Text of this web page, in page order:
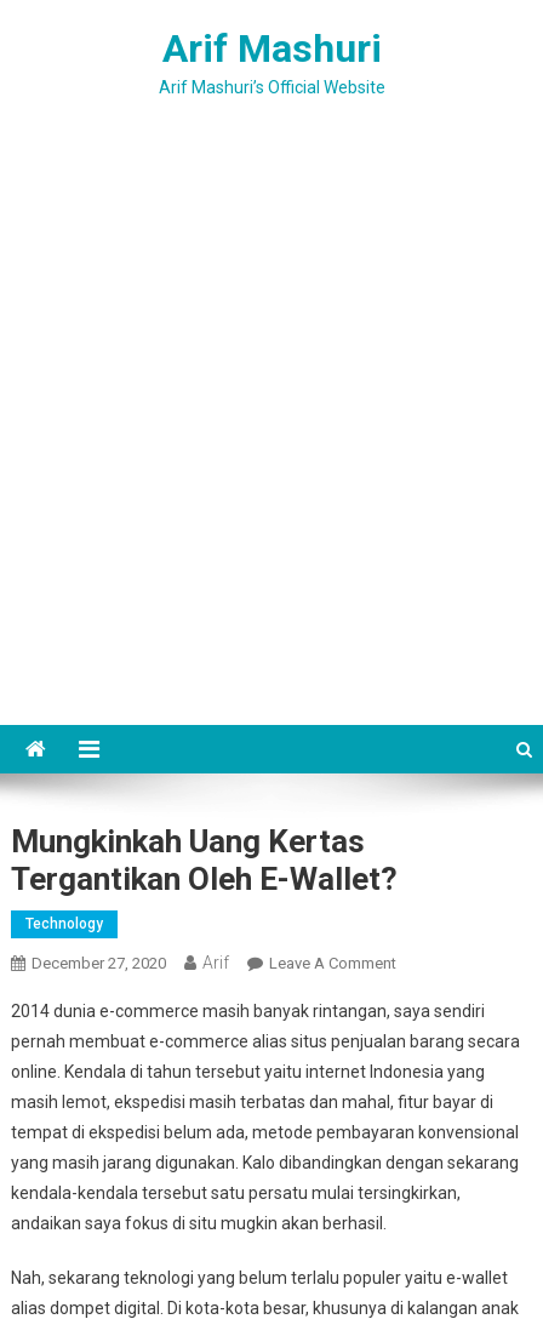
Arif Mashuri
Arif Mashuri’s Official Website
Mungkinkah Uang Kertas
Tergantikan Oleh E-Wallet?
Technology
December 27, 2020 Arif Leave A CommentOn
Uang
Kertas
Tergantikan
Oleh
E-
Wallet?
2014 dunia e-commerce masih banyak rintangan, saya sendiri
pernah membuat e-commerce alias situs penjualan barang secara
online. Kendala di tahun tersebut yaitu internet Indonesia yang
masih lemot, ekspedisi masih terbatas dan mahal, fitur bayar di
tempat di ekspedisi belum ada, metode pembayaran konvensional
yang masih jarang digunakan. Kalo dibandingkan dengan sekarang
kendala-kendala tersebut satu persatu mulai tersingkirkan,
andaikan saya fokus di situ mugkin akan berhasil.
Nah, sekarang teknologi yang belum terlalu populer yaitu e-wallet
alias dompet digital. Di kota-kota besar, khusunya di kalangan anak